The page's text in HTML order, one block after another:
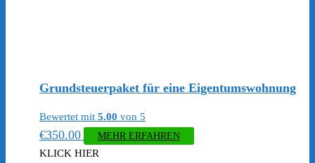
Grundsteuerpaket für eine Eigentumswohnung
Bewertet mit 5.00 von 5
€350.00 MEHR ERFAHREN
KLICK HIER